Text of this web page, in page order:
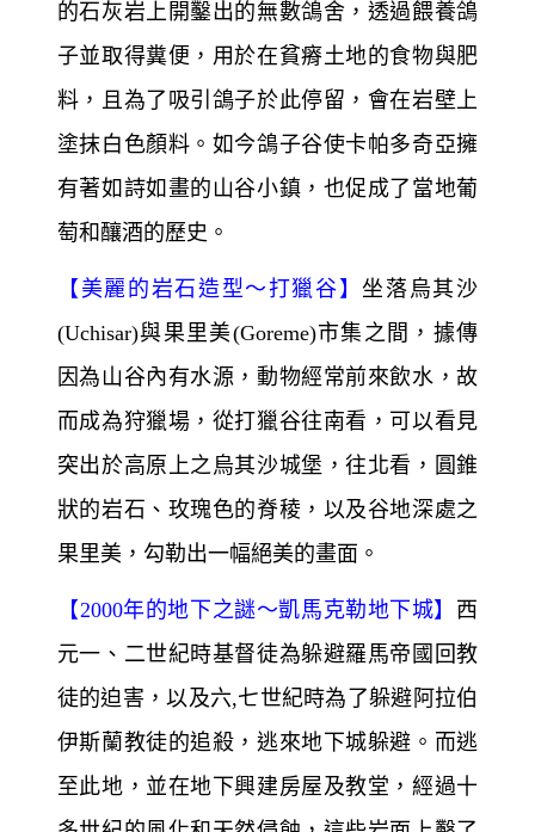
的石灰岩上開鑿出的無數鴿舍，透過餵養鴿
子並取得糞便，用於在貧瘠土地的食物與肥
料，且為了吸引鴿子於此停留，會在岩壁上
塗抹白色顏料。如今鴿子谷使卡帕多奇亞擁
有著如詩如畫的山谷小鎮，也促成了當地葡
萄和釀酒的歷史。
【 美麗的岩石造型～打獵谷】坐落烏其沙
(Uchisar)與果里美(Goreme)市集之間，據傳
因為山谷內有水源，動物經常前來飲水，故
而成為狩獵場，從打獵谷往南看，可以看見
突出於高原上之烏其沙城堡，往北看，圓錐
狀的岩石、玫瑰色的脊稜，以及谷地深處之
果里美，勾勒出一幅絕美的畫面。
【2000年的地下之謎～凱馬克勒地下城】 西
元一、二世紀時基督徒為躲避羅馬帝國回教
徒的迫害，以及六,七世紀時為了躲避阿拉伯
伊斯蘭教徒的追殺，逃來地下城躲避。而逃
至此地，並在地下興建房屋及教堂，經過十